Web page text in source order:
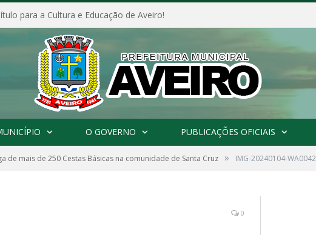
para a Cultura e Educação de Aveiro!
O GOVERNO PUBLICAÇÕES OFICIAIS
de mais de 250 Cestas Básicas na comunidade de Santa Cruz » IMG-20240104-WA0042
0